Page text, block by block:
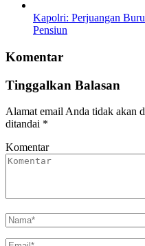
Kapolri: Perjuangan
Pensiun
Komentar
Tinggalkan Balasan
Alamat email Anda tidak akan
ditandai *
Komentar